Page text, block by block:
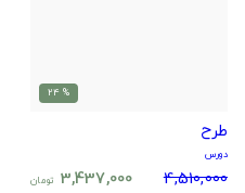
% 24
طرح
دورس
4,510,000
3,437,000 تومان